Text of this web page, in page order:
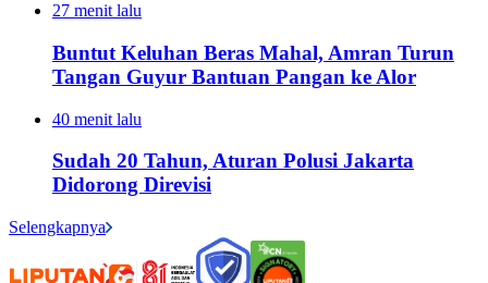
27 menit lalu
Buntut Keluhan Beras Mahal, Amran Turun
Tangan Guyur Bantuan Pangan ke Alor
40 menit lalu
Sudah 20 Tahun, Aturan Polusi Jakarta
Didorong Direvisi
Selengkapnya